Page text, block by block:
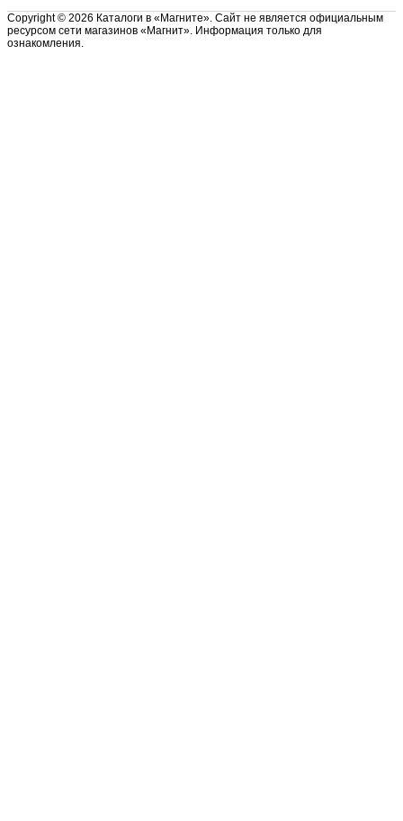
Copyright © 2026 Каталоги в «Магните». Сайт не является официальным
ресурсом сети магазинов «Магнит». Информация только для
ознакомления.